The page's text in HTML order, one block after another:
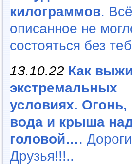
килограммов.
описанное не
состояться без
13.10.22 Как
экстремальных
условиях. Огонь,
вода и крыша
головой….
Друзья!!!..